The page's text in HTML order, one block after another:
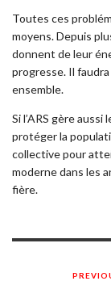
Toutes ces
moyens. Depuis
donnent de leur
progresse. Il
ensemble.
Si l’ARS gère aussi
protéger la
collective pour
moderne dans les
fière.